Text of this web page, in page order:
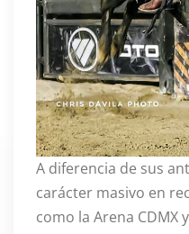
A diferencia de sus
carácter masivo en
como la Arena CDMX